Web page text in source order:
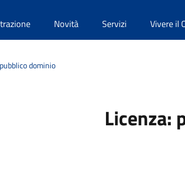
Novità Servizi Vivere il
pubblico dominio
Licenza: